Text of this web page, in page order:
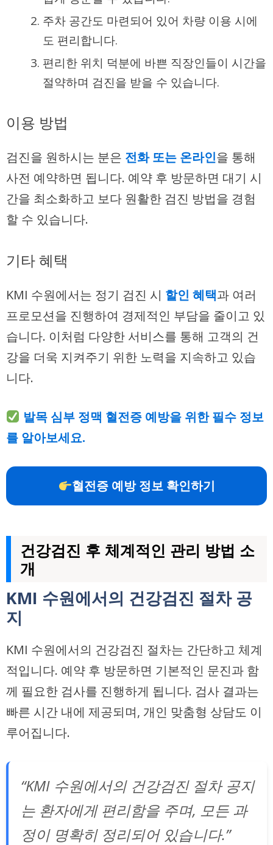
주차 공간도 마련되어 있어 차량 이용 시에
도 편리합니다.
편리한 위치 덕분에 바쁜 직장인들이 시간을
절약하며 검진을 받을 수 있습니다.
이용 방법
검진을 원하시는 분은 전화 또는 온라인을 통해
사전 예약하면 됩니다. 예약 후 방문하면 대기 시
간을 최소화하고 보다 원활한 검진 방법을 경험
할 수 있습니다.
기타 혜택
KMI 수원에서는 정기 검진 시 할인 혜택과 여러
프로모션을 진행하여 경제적인 부담을 줄이고 있
습니다. 이처럼 다양한 서비스를 통해 고객의 건
강을 더욱 지켜주기 위한 노력을 지속하고 있습
니다.
발목 심부 정맥 혈전증 예방을 위한 필수 정보
를 알아보세요.
혈전증 예방 정보 확인하기
건강검진 후 체계적인 관리 방법 소
개
KMI 수원에서의 건강검진 절차 공
지
KMI 수원에서의 건강검진 절차는 간단하고 체계
적입니다. 예약 후 방문하면 기본적인 문진과 함
께 필요한 검사를 진행하게 됩니다. 검사 결과는
빠른 시간 내에 제공되며, 개인 맞춤형 상담도 이
루어집니다.
“KMI 수원에서의 건강검진 절차 공지
는 환자에게 편리함을 주며, 모든 과
정이 명확히 정리되어 있습니다.”